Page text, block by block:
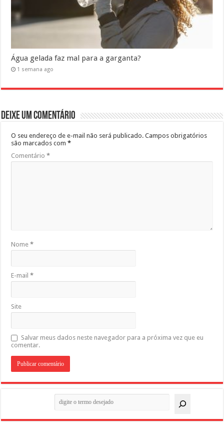
Água gelada faz mal para a garganta?
1 semana ago
Deixe um comentário
O seu endereço de e-mail não será publicado. Campos obrigatórios
são marcados com*
Comentário*
Nome*
E-mail*
Site
Salvar meus dados neste navegador para a próxima vez que eu
comentar.